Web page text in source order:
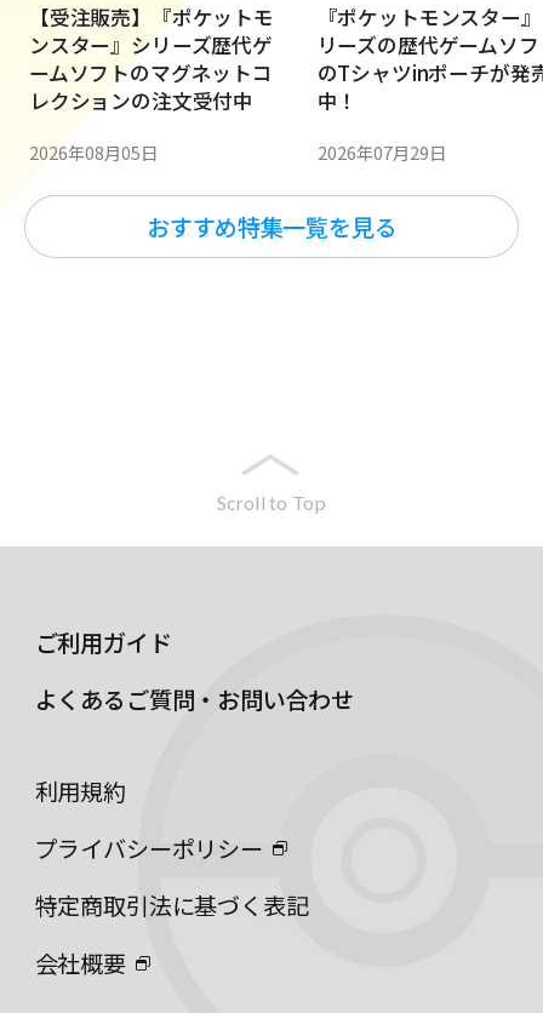
【受注販売】『ポケットモ
ンスター』シリーズ歴代ゲ
ームソフトのマグネットコ
レクションの注文受付中
2026年08月05日
『ポケットモンスター
リーズの歴代ゲームソ
のTシャツinポーチが発
中！
2026年07月29日
おすすめ特集一覧を見る
Scroll to Top
ご利用ガイド
よくあるご質問・お問い合わせ
利用規約
プライバシーポリシー
特定商取引法に基づく表記
会社概要